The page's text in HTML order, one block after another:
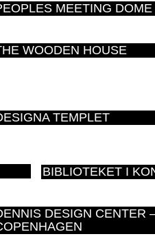
MEETING DOME
WOODEN HOUSE
TEMPLET
BIBLIOTEKET I
DESIGN CENTER